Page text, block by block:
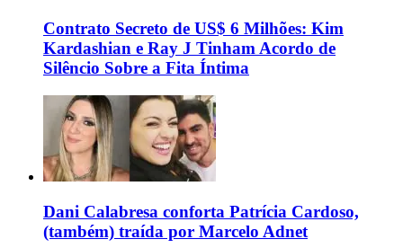
Contrato Secreto de US$ 6 Milhões: Kim
Kardashian e Ray J Tinham Acordo de
Silêncio Sobre a Fita Íntima
Dani Calabresa conforta Patrícia Cardoso,
(também) traída por Marcelo Adnet